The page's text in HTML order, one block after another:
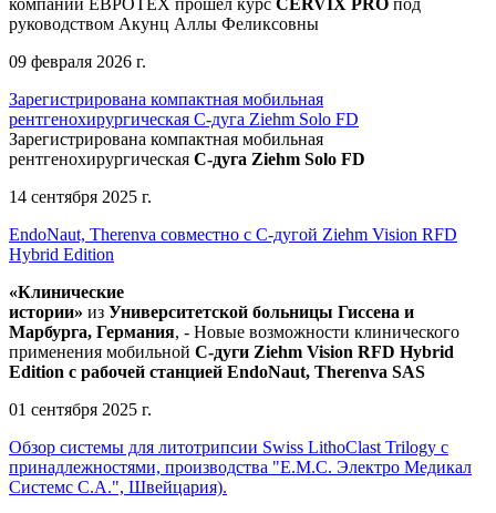
руководством Акунц Аллы Феликсовны
09 февраля 2026 г.
Зарегистрирована компактная мобильная
рентгенохирургическая С-дуга Ziehm Solo FD
Зарегистрирована компактная мобильная
рентгенохирургическая С-дуга Ziehm Solo FD
14 сентября 2025 г.
EndoNaut, Therenva совместно с С-дугой Ziehm Vision RFD
Hybrid Edition
«Клинические
истории» из Университетской больницы Гиссена и
Марбурга, Германия, - Новые возможности клинического
применения мобильной С-дуги Ziehm Vision RFD Hybrid
Edition с рабочей станцией EndoNaut, Therenva SAS
01 сентября 2025 г.
Обзор системы для литотрипсии Swiss LithoClast Trilogy с
принадлежностями, производства "Е.М.С. Электро Медикал
Системс С.А.", Швейцария).